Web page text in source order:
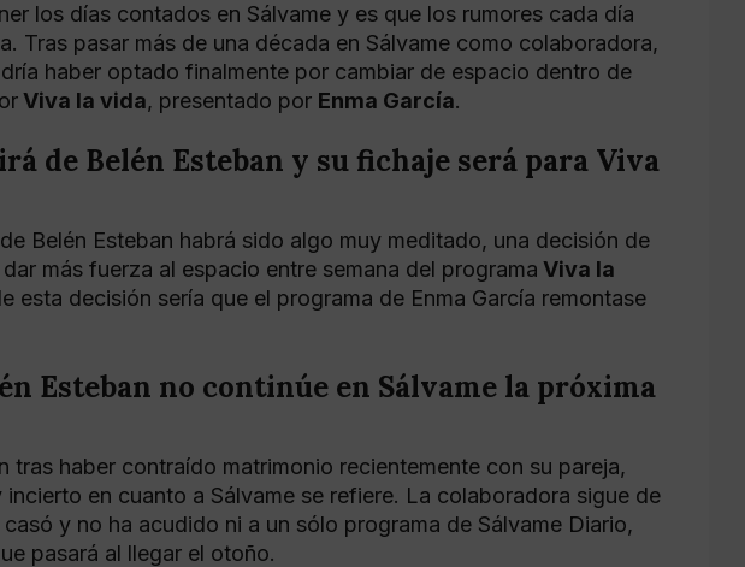
los días contados en Sálvame y es que los rumores cada día
Tras pasar más de una década en Sálvame como colaboradora,
haber optado finalmente por cambiar de espacio dentro de
Viva la vida, presentado por Enma García.
de Belén Esteban y su fichaje será para Viva
Belén Esteban habrá sido algo muy meditado, una decisión de
más fuerza al espacio entre semana del programa Viva la
esta decisión sería que el programa de Enma García remontase
Esteban no continúe en Sálvame la próxima
tras haber contraído matrimonio recientemente con su pareja,
incierto en cuanto a Sálvame se refiere. La colaboradora sigue de
y no ha acudido ni a un sólo programa de Sálvame Diario,
pasará al llegar el otoño.